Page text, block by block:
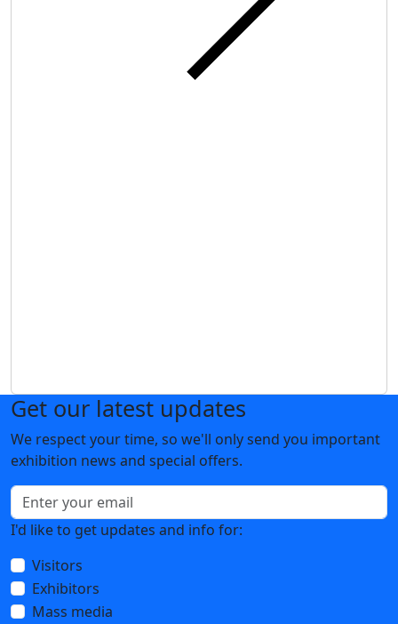
Get our latest updates
We respect your time, so we'll only send you important
exhibition news and special offers.
I'd like to get updates and info for:
Visitors
Exhibitors
Mass media